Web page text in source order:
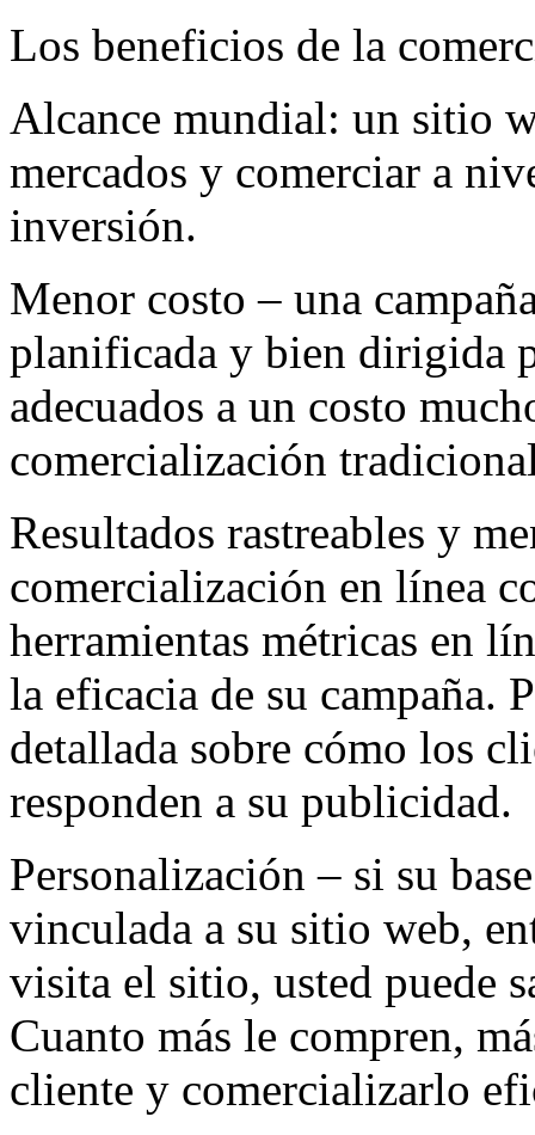
Los beneficios de la
Alcance mundial: un sitio
mercados y comerciar a
inversión.
Menor costo – una
planificada y bien dirigida
adecuados a un costo
comercialización
Resultados rastreables y
comercialización en línea
herramientas métricas en
la eficacia de su campaña.
detallada sobre cómo los
responden a su publicidad.
Personalización – si su
vinculada a su sitio web,
visita el sitio, usted puede
Cuanto más le compren,
cliente y comercializarlo